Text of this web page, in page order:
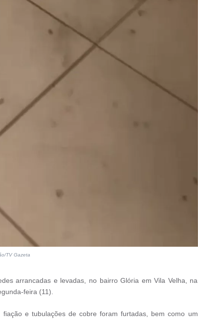
TV Gazeta
arrancadas e levadas, no bairro Glória em Vila Velha, na
feira (11).
e tubulações de cobre foram furtadas, bem como um